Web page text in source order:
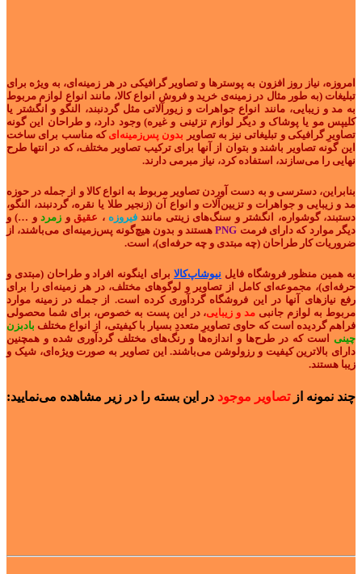
امروزه، نیاز روز افزون به پوسترها و تصاویر گرافیکی در هر زمینه‌ای، به ویژه برای
تبلیغات (به طور مثال در زمینه‌ی خرید و فروش انواع کالا، مانند انواع لوازم مربوط
به مد و زیبایی، مانند انواع جواهرات و زیورآلاتی مثل گردنبند، النگو و انگشتر یا
کلیپس مو یا پوشاک و دیگر لوازم تزئینی و غیره) وجود دارد، و طراحان این گونه
تصاویرِ گرافیکی و تبلیغاتی نیز به تصاویر بدون پس‌زمینه‌ای که مناسب برای ساخت
این گونه تصاویر باشند و بتوان از آنها برای ترکیب تصاویر مختلف، که در انتها طرح
نهایی را می‌سازند، استفاده کرد، نیاز مبرمی دارند.
بنابراین، دسترسی و به دست آوردن تصاویر مربوط به انواع کالا و از جمله در حوزه
مد و زیبایی و جواهرات و تزیین‌آلات و انواع آن (زنجیر طلا یا نقره، گردنبند، النگو،
دستبند، گوشواره، انگشتر و سنگ‌های زینتی مانند فیروزه، عقیق و زمردو …) و
دیگر موارد که دارای فرمت PNGهستند و بدون هیچ‌گونه پس‌زمینه‌ای می‌باشند، از
ضروریات‌ کار طراحان (چه مبتدی و چه حرفه‌ای)، است.
به همین منظور فروشگاه فایل نیوشاپ‌کالا برای اینگونه افراد و طراحان (مبتدی و
حرفه‌ای)، مجموعه‌ای کامل از تصاویر و لوگوهای مختلف، در هر زمینه‌ای را برای
رفع نیازهای آنها در این فروشگاه گردآوری کرده است. از جمله در زمینه موارد
مربوط به لوازم جانبی مد و زیبایی، در این پست به خصوص، برای شما محصولی
فراهم گردیده است که حاوی تصاویرِ متعددِ بسیار با کیفیتی، از انواع مختلف بادبزن
چینی است که در طرح‌ها و اندازه‌ها و رنگ‌های مختلف گردآوری شده و همچنین
دارای بالاترین کیفیت و رزولوشن می‌باشند. این تصاویر به صورت ویژه‌ای، شیک و
زیبا هستند.
چند نمونه ازتصاویر موجود در این بسته را در زیر مشاهده می‌نمایید: